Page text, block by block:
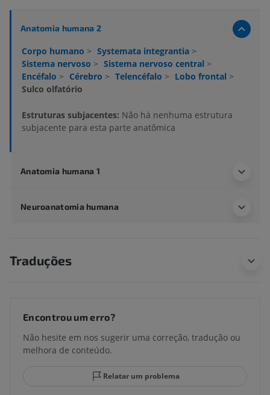
Anatomia humana 2
Corpo humano > Systemata integrantia >
Sistema nervoso > Sistema nervoso central >
Encéfalo > Cérebro > Telencéfalo > Lobo frontal >
Sulco olfatório
Estruturas subjacentes: Não há nenhuma estrutura
subjacente para esta parte anatômica
Anatomia humana 1
Neuroanatomia humana
Traduções
Encontrou um erro?
Não hesite em nos sugerir uma correção, tradução ou
melhora de conteúdo.
Relatar um problema